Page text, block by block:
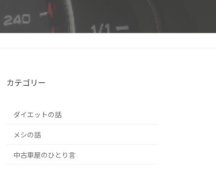
カテゴリー
ダイエットの話
メシの話
中古車屋のひとり言